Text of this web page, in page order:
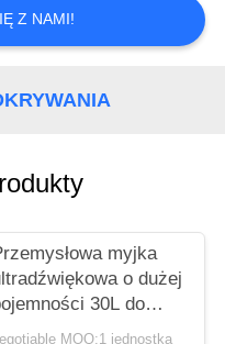
Z NAMI!
myjka
o dużej
30L do
czyszczenia gaźników
MOQ:1 jednostka